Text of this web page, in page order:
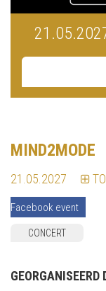
MIND2MODE
21.05.2027
Facebook event
CONCERT
GEORGANISEERD